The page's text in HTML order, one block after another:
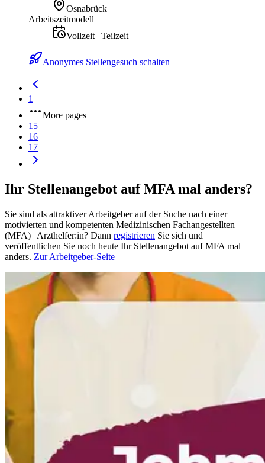
Osnabrück
Arbeitszeitmodell
Vollzeit | Teilzeit
Anonymes Stellengesuch schalten
1
More pages
15
16
17
Ihr Stellenangebot auf MFA mal anders?
Sie sind als attraktiver Arbeitgeber auf der Suche nach einer
motivierten und kompetenten Medizinischen Fachangestellten
(MFA) | Arzthelfer:in? Dann registrieren Sie sich und
veröffentlichen Sie noch heute Ihr Stellenangebot auf MFA mal
anders. Zur Arbeitgeber-Seite